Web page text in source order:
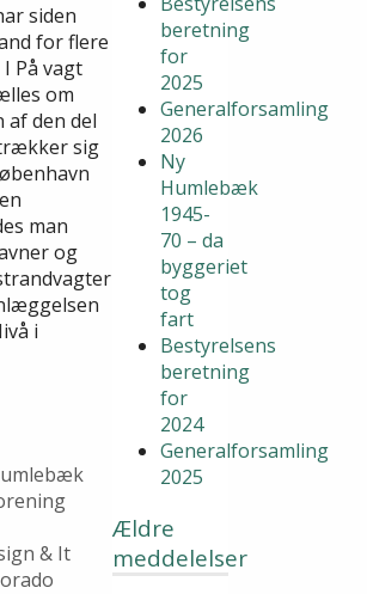
beretning
for
2025
Generalforsamling
2026
Ny
Humlebæk
1945-
70 – da
byggeriet
tog
fart
Bestyrelsens
beretning
for
2024
Generalforsamling
2025
Ældre
meddelelser
siden
for flere
På vagt
om
den del
sig
man
og
i
& It